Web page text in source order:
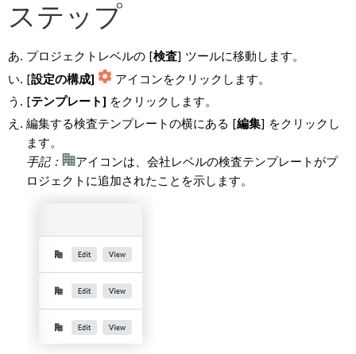
ステップ
プロジェクトレベルの [検査] ツールに移動します。
[設定の構成]
アイコンをクリックします。
[テンプレート] をクリックします。
編集する検査テンプレートの横にある [編集] をクリックし
ます。
手記：
アイコンは、会社レベルの検査テンプレートがプ
ロジェクトに追加されたことを示します。